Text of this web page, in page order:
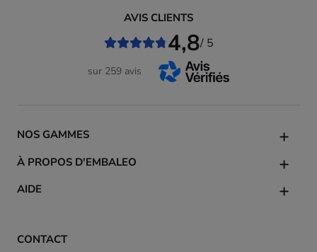
CONTACT
NOS GAMMES
À PROPOS D'EMBALEO
AIDE
AVIS CLIENTS
4,8/ 5
sur 259 avis